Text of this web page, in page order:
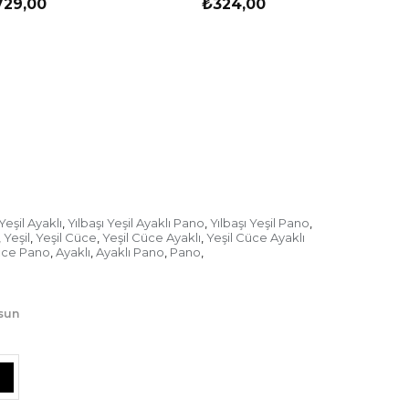
₺324,00
Ayaklı, Yılbaşı Yeşil Ayaklı Pano, Yılbaşı Yeşil Pano,
, Yeşil, Yeşil Cüce, Yeşil Cüce Ayaklı, Yeşil Cüce Ayaklı
Pano, Ayaklı, Ayaklı Pano, Pano,